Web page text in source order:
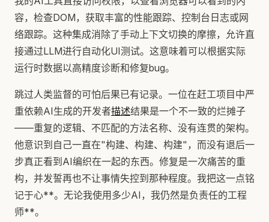
容，检查DOM，获取丰富的性能跟踪、控制台日志或网
络跟踪。这种集成消除了手动上下文切换的摩擦，允许直
接通过LLM进行自动化UI测试。这意味着可以根据实际
运行时数据以高精度诊断和修复bug。
跳过人类监督的可怕后果已有记录。一位在赶工项目中严
重依赖AI生成的开发者描述结果是一个不一致的烂摊子
——重复的逻辑、不匹配的方法名称、没有连贯的架构。
他意识到自己一直在"构建、构建、构建"，而没有退后一
步真正看到AI编织在一起的东西。修复是一次痛苦的重
构，并发誓再也不让事情失控到那种程度。我把这一点铭
记于心**。无论我使用多少AI，我仍然是负责任的工程
师**。